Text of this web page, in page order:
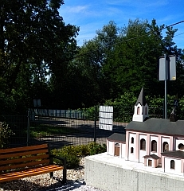
28 marzec 2022
Ks. Zygmunt
droga -
wystawę
Kategoria:Aktualności Super